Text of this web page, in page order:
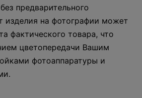
предварительного
изделия на фотографии может
фактического товара, что
цветопередачи Вашим
фотоаппаратуры и